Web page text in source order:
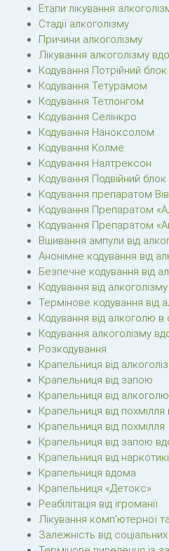
Етапи лікування
Стадії алкоголізму
Причини алкоголізму
Лікування алкоголізму
Кодування Потрійний блок
Кодування Тетурамом
Кодування Тетлонгом
Кодування Селінкро
Кодування Наноксолом
Кодування Колме
Кодування Налтрексон
Кодування Подвійний блок
Кодування препаратом
Кодування Препаратом
Кодування Препаратом
Вшивання ампули від
Анонімне кодування від
Безпечне кодування від
Кодування від
Термінове кодування від
Кодування від алкоголю в
Кодування алкоголізму
Розкодування
Крапельниця від
Крапельниця від запою
Крапельниця від
Крапельниця від
Крапельниця від похмілля
Крапельниця від запою
Крапельниця від
Крапельниця вдома
Крапельниця «Детокс»
Реабілітація від ігроманії
Лікування комп'ютерної
Залежність від